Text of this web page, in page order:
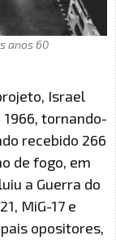
anos 60
Israel
tornando-
recebido 266
de fogo, em
a Guerra do
MiG-17 e
opositores,